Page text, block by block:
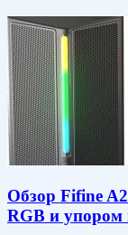
Обзор Fifine
RGB и